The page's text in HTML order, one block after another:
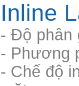
Inline
- Độ phân
- Phương
- Chế độ